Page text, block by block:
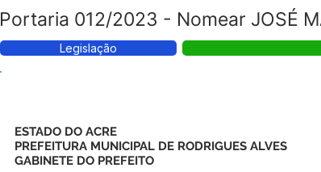
Portaria 012/2023 - Nomear JOSÉ
Legislação
ESTADO DO ACRE
PREFEITURA MUNICIPAL DE RODRIGUES ALVES
GABINETE DO PREFEITO